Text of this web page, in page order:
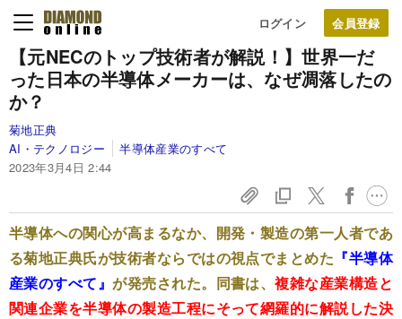
ログイン
【元NECのトップ技術者が解説！】世界一だ
った日本の半導体メーカーは、なぜ凋落したの
か？
菊地正典
AI・テクノロジー
半導体産業のすべて
2023年3月4日 2:44
半導体への関心が高まるなか、開発・製造の第一人者であ
る菊地正典氏が技術者ならではの視点でまとめた 『半導体
産業のすべて』が発売された。同書は、複雑な産業構造と
関連企業を半導体の製造工程にそって網羅的に解説した決